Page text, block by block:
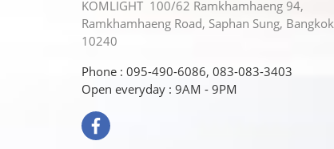
KOMLIGHT 100/62 Ramkhamhaeng 94,
Ramkhamhaeng Road, Saphan Sung, Bangkok
10240
Phone : 095-490-6086, 083-083-3403
Open everyday : 9AM - 9PM